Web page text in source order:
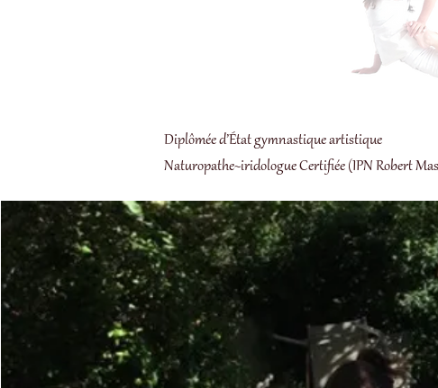
Diplômée d’État gymnastique artistique
Naturopathe~iridologue Certifiée (IPN Robert